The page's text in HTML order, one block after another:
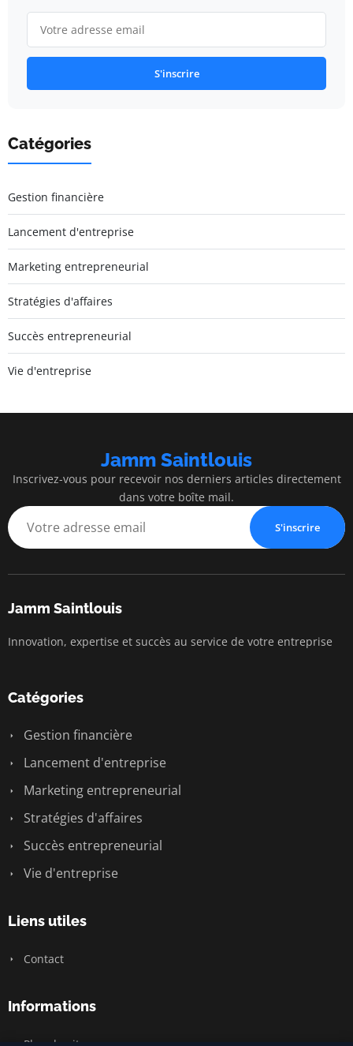
S'inscrire
Catégories
Gestion financière
Lancement d'entreprise
Marketing entrepreneurial
Stratégies d'affaires
Succès entrepreneurial
Vie d'entreprise
Jamm Saintlouis
Inscrivez-vous pour recevoir nos derniers articles directement
dans votre boîte mail.
S'inscrire
Jamm Saintlouis
Innovation, expertise et succès au service de votre entreprise
Catégories
Gestion financière
Lancement d'entreprise
Marketing entrepreneurial
Stratégies d'affaires
Succès entrepreneurial
Vie d'entreprise
Liens utiles
Contact
Informations